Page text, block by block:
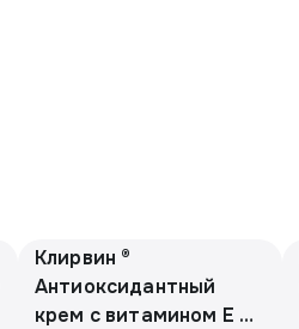
Клирвин ®
Антиоксидантный
крем с витамином Е и